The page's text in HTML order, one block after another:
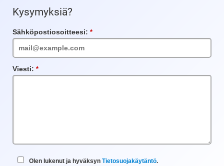
Kysymyksiä?
Sähköpostiosoitteesi:
kenttä
Viesti:
kenttä
Olen lukenut ja hyväksyn Tietosuojakäytäntö.